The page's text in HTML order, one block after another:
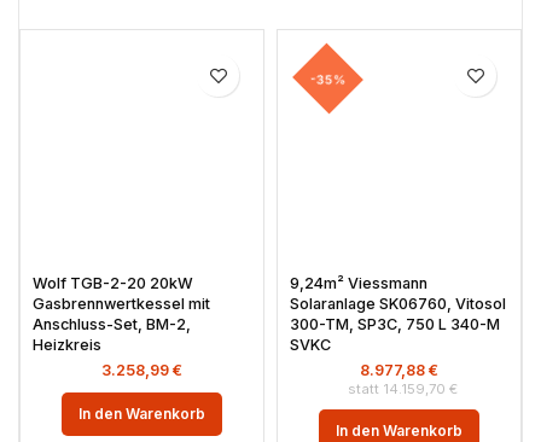
Wolf TGB-2-20 20kW
Gasbrennwertkessel mit
Anschluss-Set, BM-2,
Heizkreis
3.258,99 €
In den Warenkorb
-35%
9,24m² Viessmann
Solaranlage SK06760, Vitosol
300-TM, SP3C, 750 L 340-M
SVKC
14.159,70 €
8.977,88 €
In den Warenkorb